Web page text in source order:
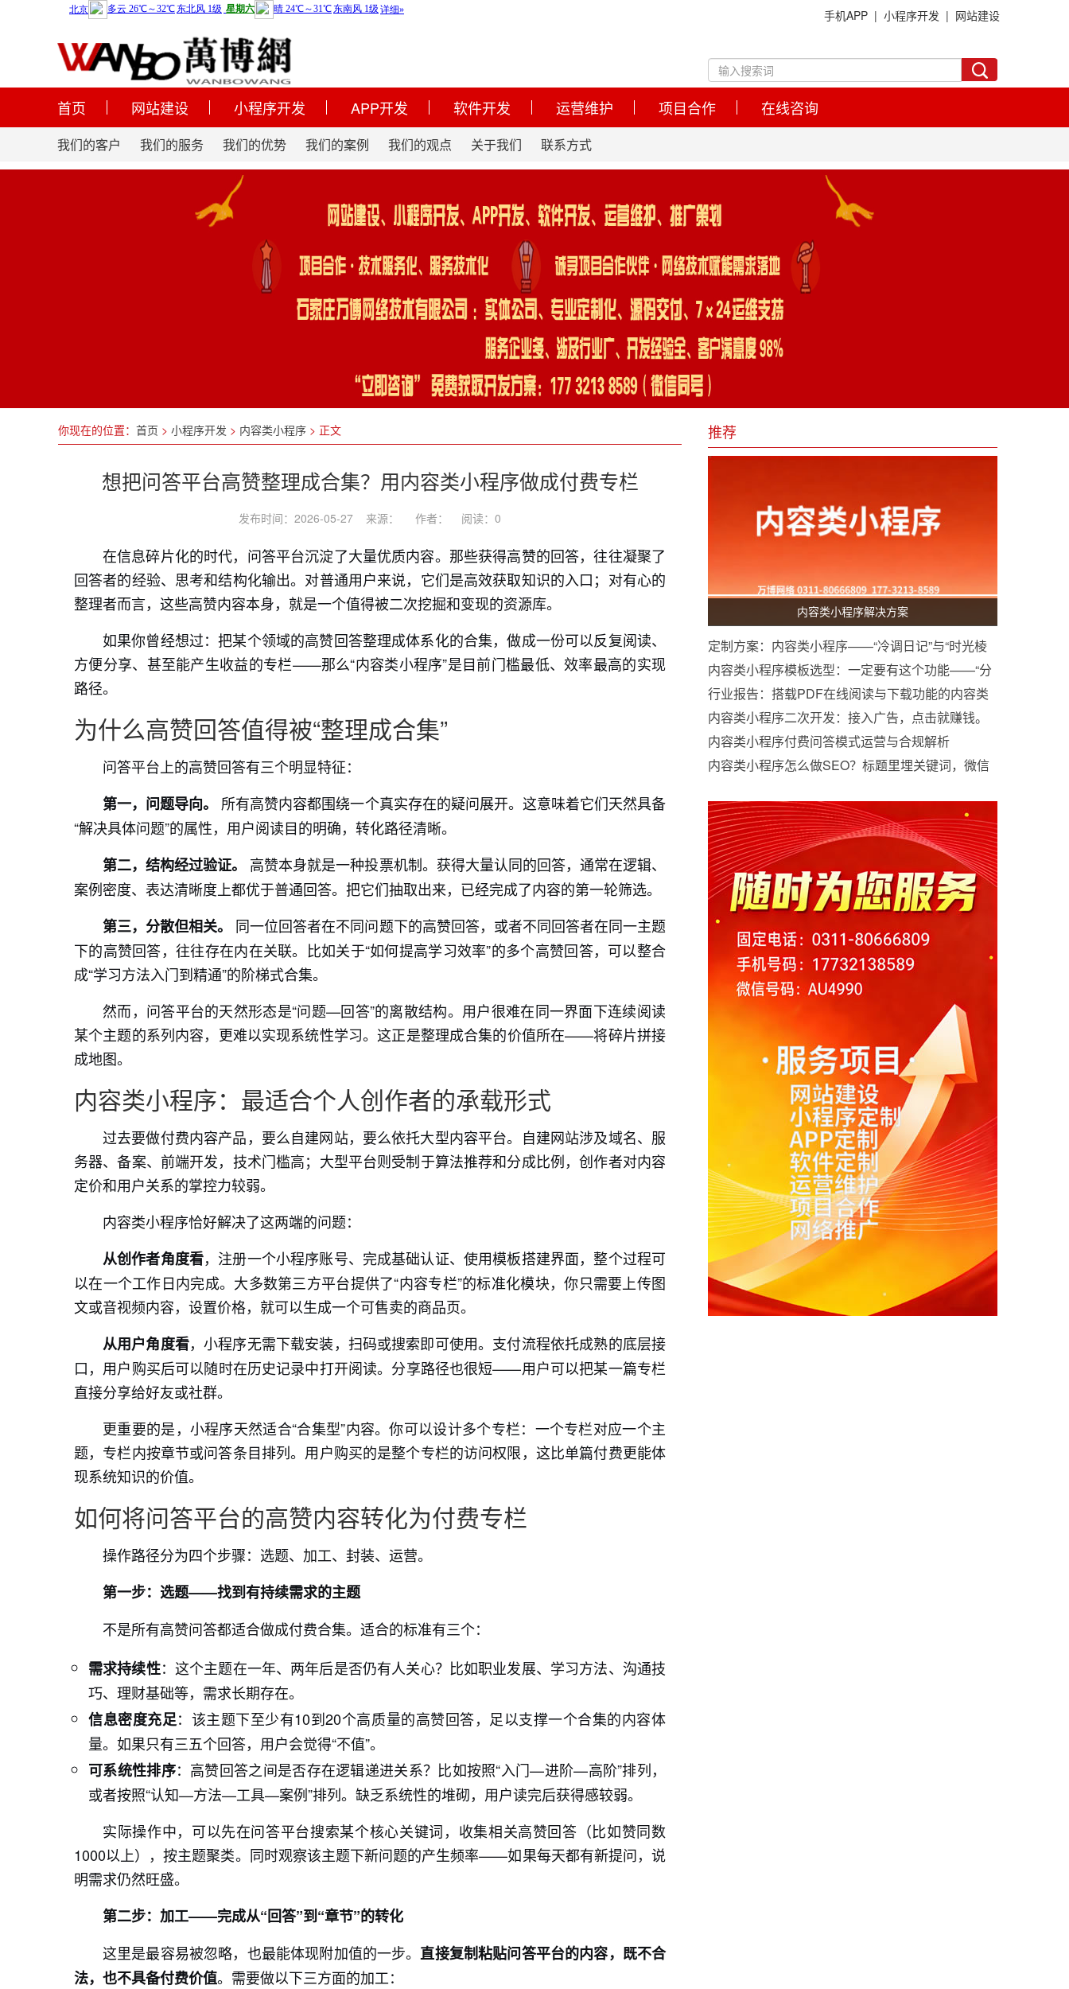
网站建设
小程序开发 |
手机APP |
首页 网站建设 小程序开发 APP开发 软件开发 运营维护 项目合作 在线咨询
我们的客户 我们的服务 我们的优势 我们的案例 我们的观点 关于我们 联系方式
你现在的位置： 首页 > 小程序开发 > 内容类小程序 > 正文
想把问答平台高赞整理成合集？用内容类小程序做成付费专栏
发布时间：2026-05-27 来源： 作者： 阅读： 0
在信息碎片化的时代，问答平台沉淀了大量优质内容。那些获得高赞的回答，往往凝聚了
回答者的经验、思考和结构化输出。对普通用户来说，它们是高效获取知识的入口；对有心的
整理者而言，这些高赞内容本身，就是一个值得被二次挖掘和变现的资源库。
如果你曾经想过：把某个领域的高赞回答整理成体系化的合集，做成一份可以反复阅读、
方便分享、甚至能产生收益的专栏——那么“内容类小程序”是目前门槛最低、效率最高的实现
路径。
为什么高赞回答值得被“整理成合集”
问答平台上的高赞回答有三个明显特征：
第一，问题导向。
所有高赞内容都围绕一个真实存在的疑问展开。这意味着它们天然具备
“解决具体问题”的属性，用户阅读目的明确，转化路径清晰。
第二，结构经过验证。
高赞本身就是一种投票机制。获得大量认同的回答，通常在逻辑、
案例密度、表达清晰度上都优于普通回答。把它们抽取出来，已经完成了内容的第一轮筛选。
第三，分散但相关。
同一位回答者在不同问题下的高赞回答，或者不同回答者在同一主题
下的高赞回答，往往存在内在关联。比如关于“如何提高学习效率”的多个高赞回答，可以整合
成“学习方法入门到精通”的阶梯式合集。
然而，问答平台的天然形态是“问题—回答”的离散结构。用户很难在同一界面下连续阅读
某个主题的系列内容，更难以实现系统性学习。这正是整理成合集的价值所在——将碎片拼接
成地图。
内容类小程序：最适合个人创作者的承载形式
过去要做付费内容产品，要么自建网站，要么依托大型内容平台。自建网站涉及域名、服
务器、备案、前端开发，技术门槛高；大型平台则受制于算法推荐和分成比例，创作者对内容
定价和用户关系的掌控力较弱。
内容类小程序恰好解决了这两端的问题：
从创作者角度看，注册一个小程序账号、完成基础认证、使用模板搭建界面，整个过程可
以在一个工作日内完成。大多数第三方平台提供了“内容专栏”的标准化模块，你只需要上传图
文或音视频内容，设置价格，就可以生成一个可售卖的商品页。
从用户角度看，小程序无需下载安装，扫码或搜索即可使用。支付流程依托成熟的底层接
口，用户购买后可以随时在历史记录中打开阅读。分享路径也很短——用户可以把某一篇专栏
直接分享给好友或社群。
更重要的是，小程序天然适合“合集型”内容。你可以设计多个专栏：一个专栏对应一个主
题，专栏内按章节或问答条目排列。用户购买的是整个专栏的访问权限，这比单篇付费更能体
现系统知识的价值。
如何将问答平台的高赞内容转化为付费专栏
操作路径分为四个步骤：选题、加工、封装、运营。
第一步：选题——找到有持续需求的主题
不是所有高赞问答都适合做成付费合集。适合的标准有三个：
需求持续性：这个主题在一年、两年后是否仍有人关心？比如职业发展、学习方法、沟通技
巧、理财基础等，需求长期存在。
信息密度充足：该主题下至少有10到20个高质量的高赞回答，足以支撑一个合集的内容体
量。如果只有三五个回答，用户会觉得“不值”。
可系统性排序：高赞回答之间是否存在逻辑递进关系？比如按照“入门—进阶—高阶”排列，
或者按照“认知—方法—工具—案例”排列。缺乏系统性的堆砌，用户读完后获得感较弱。
实际操作中，可以先在问答平台搜索某个核心关键词，收集相关高赞回答（比如赞同数
1000以上），按主题聚类。同时观察该主题下新问题的产生频率——如果每天都有新提问，说
明需求仍然旺盛。
第二步：加工——完成从“回答”到“章节”的转化
这里是最容易被忽略，也最能体现附加值的一步。 直接复制粘贴问答平台的内容，既不合
法，也不具备付费价值。需要做以下三方面的加工：
推荐
内容类小程序解决方案
定制方案：内容类小程序——“冷调日记”与“时光棱
镜”双模开发构想
内容类小程序模板选型：一定要有这个功能——“分
享生成海报”
行业报告：搭载PDF在线阅读与下载功能的内容类
小程序行业发展分析
内容类小程序二次开发：接入广告，点击就赚钱。
内容类小程序付费问答模式运营与合规解析
内容类小程序怎么做SEO？标题里埋关键词，微信